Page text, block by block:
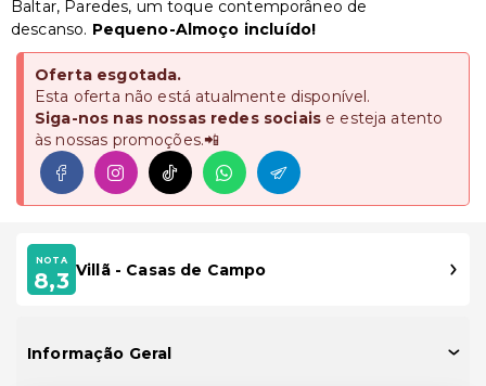
Baltar, Paredes, um toque contemporâneo de
descanso. Pequeno-Almoço incluído!
Oferta esgotada.
Esta oferta não está atualmente disponível.
Siga-nos nas nossas redes sociaise esteja atento
às nossas promoções.📲
NOTA
8,3 Villã - Casas de Campo
Informação Geral